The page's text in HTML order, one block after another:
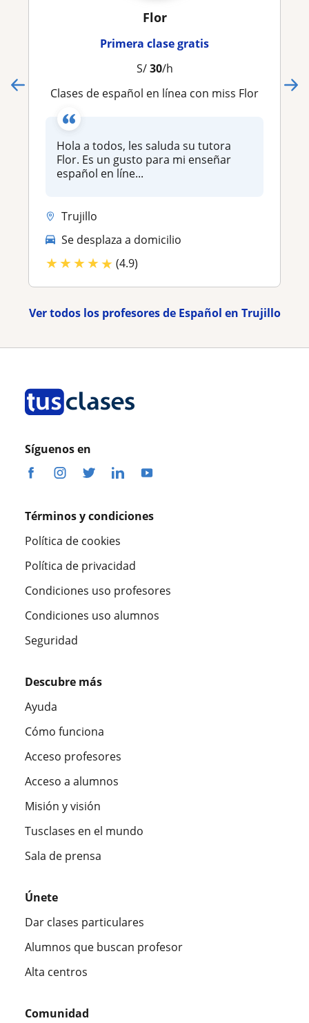
Flor
Primera clase gratis
S/30/h
Clases de español en línea con miss Flor
Hola a todos, les saluda su tutora
Flor. Es un gusto para mi enseñar
español en líne...
Trujillo
Se desplaza a domicilio
★★★★★ (4.9)
Ver todos los profesores de Español en Trujillo
Síguenos en
Términos y condiciones
Política de cookies
Política de privacidad
Condiciones uso profesores
Condiciones uso alumnos
Seguridad
Descubre más
Ayuda
Cómo funciona
Acceso profesores
Acceso a alumnos
Misión y visión
Tusclases en el mundo
Sala de prensa
Únete
Dar clases particulares
Alumnos que buscan profesor
Alta centros
Comunidad